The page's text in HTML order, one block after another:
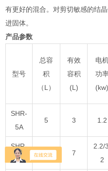
有更好的混合。对剪切敏感的结
进固体。
产品参数
型号
总容
积
（L）
有效
容积
(L)
电
功
(kw)
SHR-
5A
5 3 1.2
SHR-
10A
10 7
2.2/3.
2